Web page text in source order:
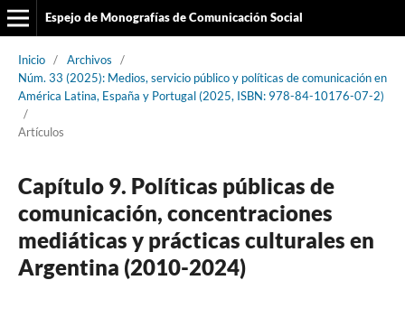
Espejo de Monografías de Comunicación Social
Inicio / Archivos
/
Núm. 33 (2025): Medios, servicio público y políticas de comunicación en
América Latina, España y Portugal (2025, ISBN: 978-84-10176-07-2)
/
Artículos
Capítulo 9. Políticas públicas de
comunicación, concentraciones
mediáticas y prácticas culturales en
Argentina (2010-2024)